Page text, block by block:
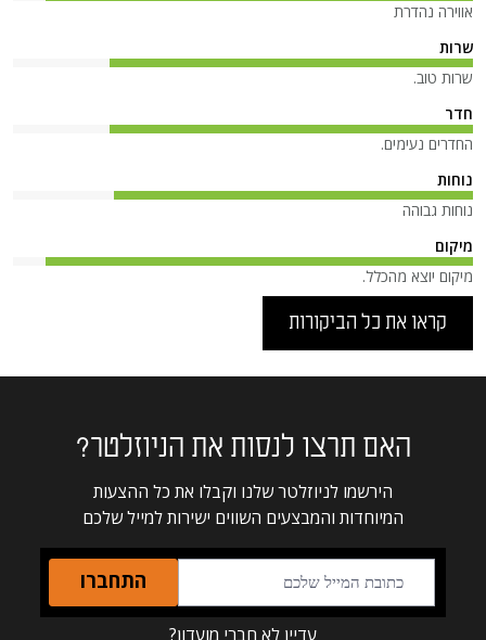
אווירה נהדרת
שרות
שרות טוב.
חדר
החדרים נעימים.
נוחות
נוחות גבוהה
מיקום
מיקום יוצא מהכלל.
קראו את כל הביקורות
האם תרצו לנסות את הניוזלטר?
הירשמו לניוזלטר שלנו וקבלו את כל ההצעות
המיוחדות והמבצעים השווים ישירות למייל שלכם
התחברו
עדיין לא חברי מועדון?